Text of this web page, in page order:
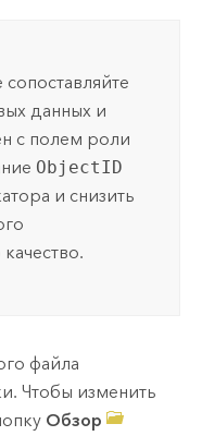
данных и
с полем роли
ObjectID
и снизить
файла
Чтобы изменить
Обзор